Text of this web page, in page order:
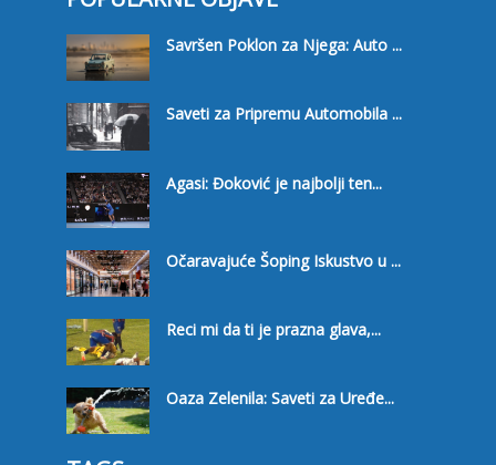
Savršen Poklon za Njega: Auto ...
Saveti za Pripremu Automobila ...
Agasi: Đoković je najbolji ten...
Očaravajuće Šoping Iskustvo u ...
Reci mi da ti je prazna glava,...
Oaza Zelenila: Saveti za Uređe...